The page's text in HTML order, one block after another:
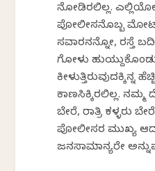
ನೋಡಿರಲಿಲ್ಲ. ಎಲ್ಲಿಯೋ
ಪೋಲೀಸನೊಬ್ಬ
ಸವಾರನನ್ನೋ, ರಸ್ತೆ
ಗೋಳು ಹುಯ್ದುಕೊಂಡು
ಕೀಳುತ್ತಿರುವುದಕ್ಕಿನ್ನ
ಕಾಣಸಿಕ್ಕಿರಲಿಲ್ಲ. ನಮ್ಮ
ಬೇರೆ, ರಾತ್ರಿ ಕಳ್ಳರು
ಪೋಲೀಸರ ಮುಖ್ಯ
ಜನಸಾಮಾನ್ಯರೇ